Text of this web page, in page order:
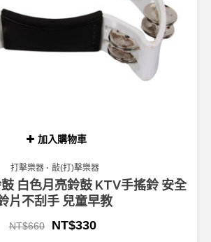
加入購物車
打擊樂器 敲(打)擊樂器
白色月亮鈴鼓 KTV手搖鈴 安全
片不刮手 兒童早教
NT$660 NT$330